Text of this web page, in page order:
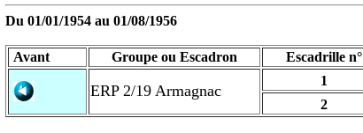
Du 01/01/1954 au 01/08/1956
Avant Groupe ou Escadron Escadrille n°
ERP 2/19 Armagnac
1
2